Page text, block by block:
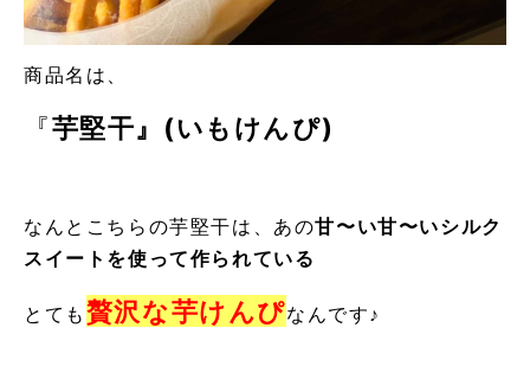
商品名は、
『芋堅干』(いもけんぴ)
なんとこちらの芋堅干は、 あの甘〜い甘〜いシルク
スイートを使って作られている
とても 贅沢な芋けんぴなんです♪